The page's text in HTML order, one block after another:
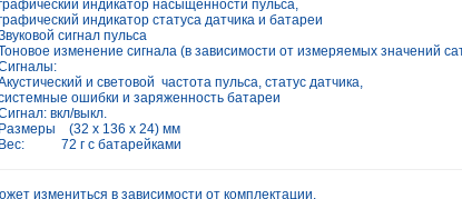
индикатор насыщенности пульса,
индикатор статуса датчика и батареи
сигнал пульса
изменение сигнала (в зависимости от измеряемых значений
и световой частота пульса, статус датчика,
ошибки и заряженность батареи
вкл/выкл.
Размеры (32 x 136 x 24) мм
Вес: 72 г с батарейками
измениться в зависимости от комплектации.